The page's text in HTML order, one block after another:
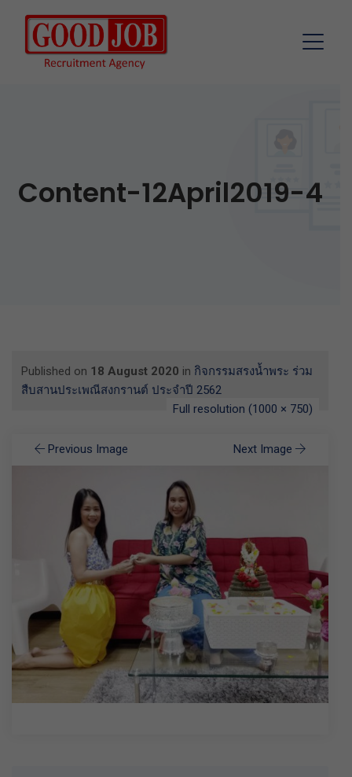
Content-12April2019-4
Published on 18 August 2020 in กิจกรรมสรงน้ำพระ ร่วม
สืบสานประเพณีสงกรานต์ ประจำปี 2562
Full resolution (1000 × 750)
Previous Image Next Image